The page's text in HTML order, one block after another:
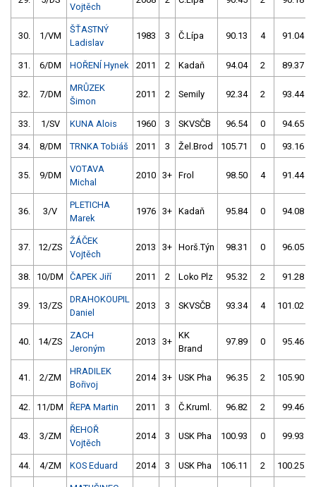
Vojtěch
30. 1/VM
ŠŤASTNÝ
Ladislav
1983 3 Č.Lípa 90.13 4 91.04
31. 6/DM HOŘENÍ Hynek 2011 2 Kadaň 94.04 2 89.37
32. 7/DM
MRŮZEK
Šimon
2011 2 Semily 92.34 2 93.44
33. 1/SV KUNA Alois 1960 3 SKVSČB 96.54 0 94.65
34. 8/DM TRNKA Tobiáš 2011 3 Žel.Brod 105.71 0 93.16
35. 9/DM
VOTAVA
Michal
2010 3+ Frol 98.50 4 91.44
36. 3/V
PLETICHA
Marek
1976 3+ Kadaň 95.84 0 94.08
37. 12/ZS
ŽÁČEK
Vojtěch
2013 3+ Horš.Týn 98.31 0 96.05
38. 10/DM ČAPEK Jiří 2011 2 Loko Plz 95.32 2 91.28
39. 13/ZS
DRAHOKOUPIL
Daniel
2013 3 SKVSČB 93.34 4 101.02
40. 14/ZS
ZACH
Jeroným
2013 3+
KK
Brand
97.89 0 95.46
41. 2/ZM
HRADILEK
Bořivoj
2014 3+ USK Pha 96.35 2 105.90
42. 11/DM ŘEPA Martin 2011 3 Č.Kruml. 96.82 2 99.46
43. 3/ZM
ŘEHOŘ
Vojtěch
2014 3 USK Pha 100.93 0 99.93
44. 4/ZM KOS Eduard 2014 3 USK Pha 106.11 2 100.25